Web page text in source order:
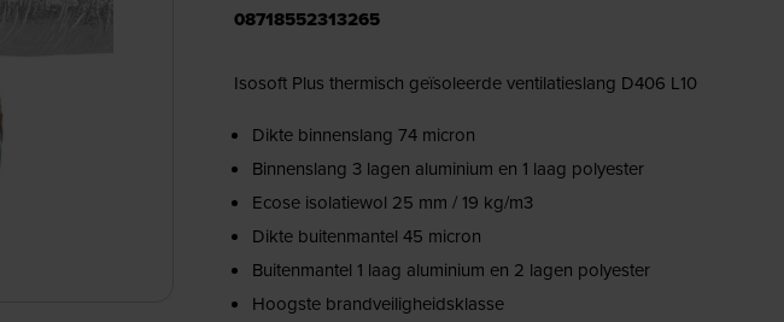
08718552313265
Isosoft Plus thermisch geïsoleerde ventilatieslang D406 L10
Dikte binnenslang 74 micron
Binnenslang 3 lagen aluminium en 1 laag polyester
Ecose isolatiewol 25 mm / 19 kg/m3
Dikte buitenmantel 45 micron
Buitenmantel 1 laag aluminium en 2 lagen polyester
Hoogste brandveiligheidsklasse